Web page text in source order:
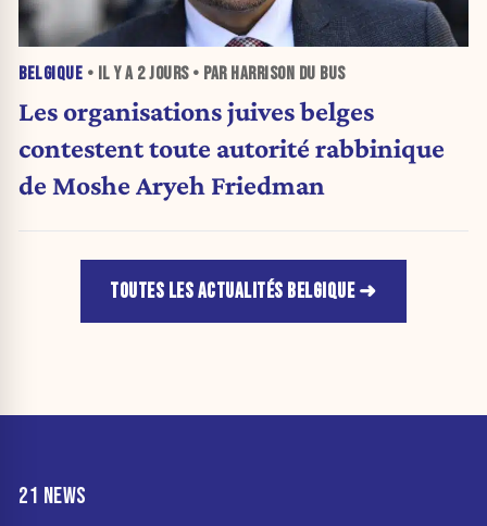
BELGIQUE • IL Y A 2 JOURS• PAR HARRISON DU BUS
Les organisations juives belges
contestent toute autorité rabbinique
de Moshe Aryeh Friedman
TOUTES LES ACTUALITÉS BELGIQUE
21 NEWS